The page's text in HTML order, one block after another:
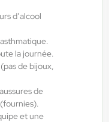
d’alcool
la journée.
de bijoux,
de
et une
H/F/X